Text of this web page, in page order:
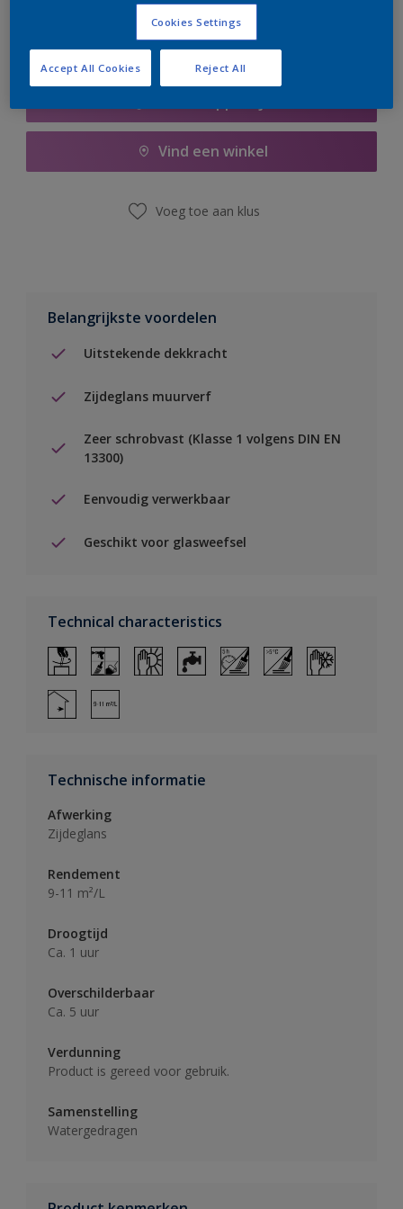
Vind een winkel
Voeg toe aan klus
Belangrijkste voordelen
Uitstekende dekkracht
Zijdeglans muurverf
Zeer schrobvast (Klasse 1 volgens DIN EN
13300)
Eenvoudig verwerkbaar
Geschikt voor glasweefsel
Technical characteristics
Technische informatie
Afwerking
Zijdeglans
Rendement
9-11 m²/L
Droogtijd
Ca. 1 uur
Overschilderbaar
Ca. 5 uur
Verdunning
Product is gereed voor gebruik.
Samenstelling
Watergedragen
Cookies Settings
Reject All
Accept All Cookies